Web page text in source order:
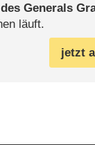
Generals
läuft.
jetzt